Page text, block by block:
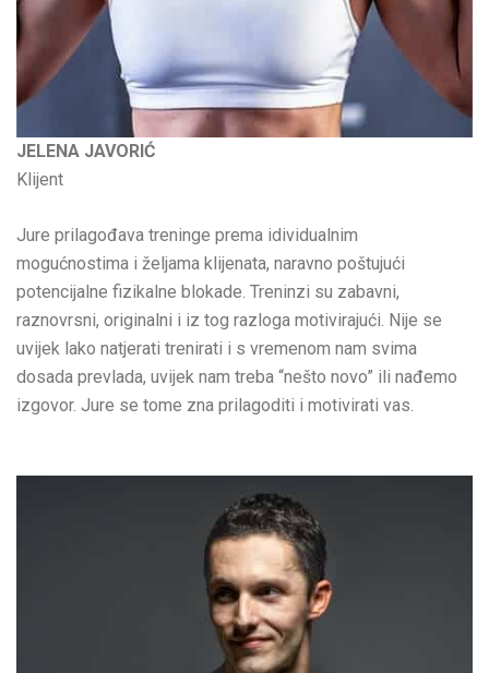
JELENA JAVORIĆ
Klijent
Jure prilagođava treninge prema idividualnim
mogućnostima i željama klijenata, naravno poštujući
potencijalne fizikalne blokade. Treninzi su zabavni,
raznovrsni, originalni i iz tog razloga motivirajući. Nije se
uvijek lako natjerati trenirati i s vremenom nam svima
dosada prevlada, uvijek nam treba “nešto novo” ili nađemo
izgovor. Jure se tome zna prilagoditi i motivirati vas.